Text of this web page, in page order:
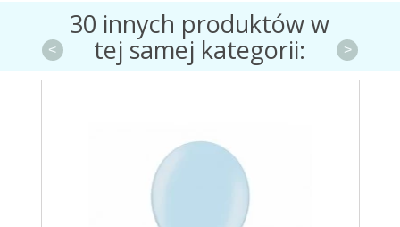
30 innych produktów w
tej samej kategorii:
< >